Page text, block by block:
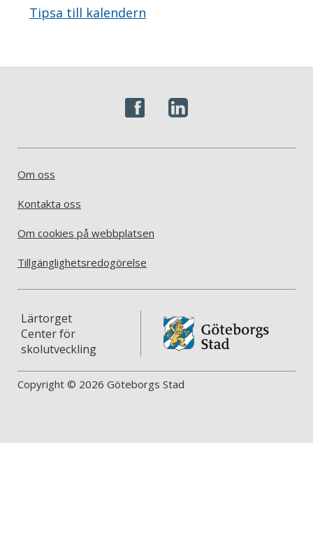
Tipsa till kalendern
Om oss
Kontakta oss
Om cookies på webbplatsen
Tillgänglighetsredogörelse
Lärtorget
Center för
skolutveckling
Copyright © 2026 Göteborgs Stad